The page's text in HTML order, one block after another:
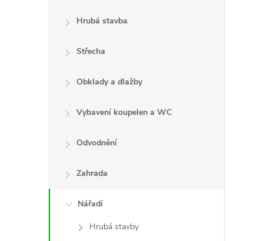
Hrubá stavba
Střecha
Obklady a dlažby
Vybavení koupelen a WC
Odvodnění
Zahrada
Nářadí
Hrubá stavby